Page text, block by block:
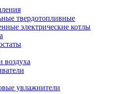
твердотопливные
электрические котлы
воздуха
увлажнители